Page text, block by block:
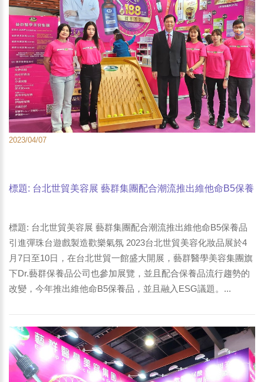
2023/04/07
標題: 台北世貿美容展 藝群集團配合潮流推出維他命B5保養
標題: 台北世貿美容展 藝群集團配合潮流推出維他命B5保養品
引進彈珠台遊戲製造歡樂氣氛 2023台北世貿美容化妝品展於4
月7日至10日，在台北世貿一館盛大開展，藝群醫學美容集團旗
下Dr.藝群保養品公司也參加展覽，並且配合保養品流行趨勢的
改變，今年推出維他命B5保養品，並且融入ESG議題。...